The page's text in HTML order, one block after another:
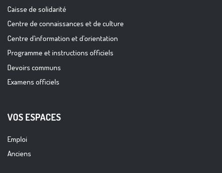
Caisse de solidarité
Centre de connaissances et de culture
Centre d’information et d’orientation
Programme et instructions officiels
Devoirs communs
Examens officiels
VOS ESPACES
Emploi
Anciens